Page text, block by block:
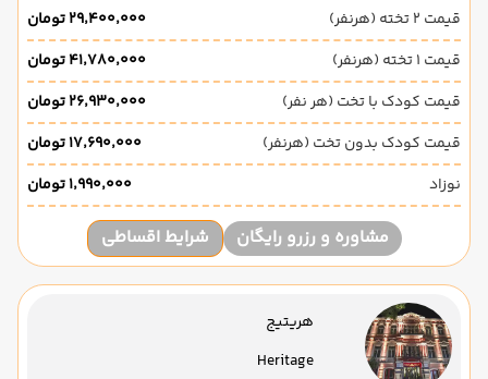
قیمت 2 تخته (هرنفر)
۲۹٬۴۰۰٬۰۰۰ تومان
قیمت 1 تخته (هرنفر)
۴۱٬۷۸۰٬۰۰۰ تومان
قیمت کودک با تخت (هر نفر)
۲۶٬۹۳۰٬۰۰۰ تومان
قیمت کودک بدون تخت (هرنفر)
۱۷٬۶۹۰٬۰۰۰ تومان
نوزاد
۱٬۹۹۰٬۰۰۰ تومان
مشاوره و رزرو رایگان شرایط اقساطی
هریتیج
Heritage